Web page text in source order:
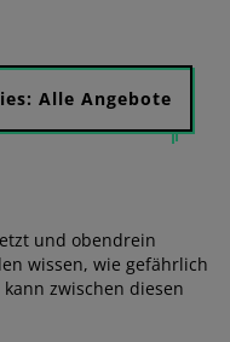
Alle Angebote
und obendrein
wissen, wie gefährlich
zwischen diesen